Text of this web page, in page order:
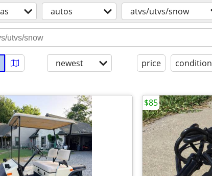
autos atvs/utvs/snow
newest price condition
$85